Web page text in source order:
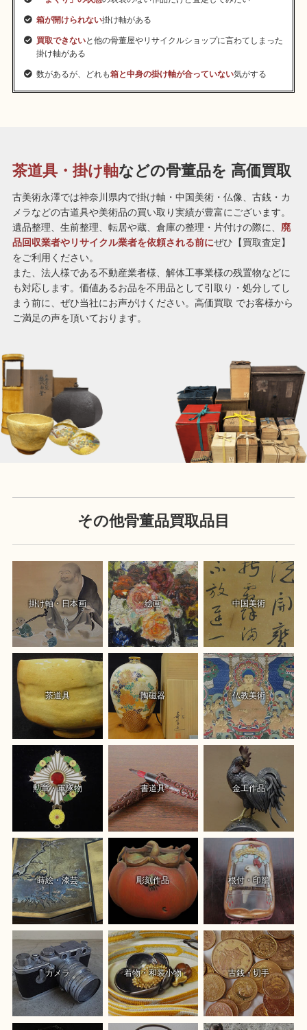
箱が開けられない掛け軸がある
買取できないと他の骨董屋やリサイクルショップに言わてしまった
掛け軸がある
数があるが、どれも箱と中身の掛け軸が合っていない気がする
茶道具・掛け軸などの骨董品を 高価買取
古美術永澤では神奈川県内で掛け軸・中国美術・仏像、古銭・カ
メラなどの古道具や美術品の買い取り実績が豊富にございます。
遺品整理、生前整理、転居や蔵、倉庫の整理・片付けの際に、 廃
品回収業者やリサイクル業者を依頼される前にぜひ【買取査定】
をご利用ください。
また、法人様である不動産業者様、解体工事業様の残置物などに
も対応します。価値あるお品を不用品として引取り・処分してし
まう前に、ぜひ当社にお声がけください。高価買取 でお客様から
ご満足の声を頂いております。
その他骨董品買取品目
掛け軸・日本画 絵画 中国美術
茶道具 陶磁器 仏教美術
勲章・軍隊物 書道具 金工作品
蒔絵・漆芸 彫刻作品 根付・印籠
カメラ 着物・和装小物 古銭・切手